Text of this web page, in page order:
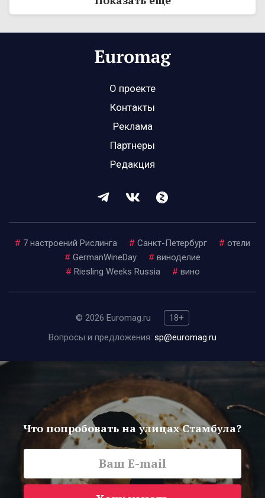
О проекте
Контакты
Реклама
Партнеры
Редакция
# 7 настроений Рислинга # Санкт-Петербург # отели
# GermanWineDay # виноделие
# Riesling Weeks Russia # вино
© 2026 Euromag.ru
18+
Вопросы и предложения: sp@euromag.ru
Что попробовать на улицах Стамбула?